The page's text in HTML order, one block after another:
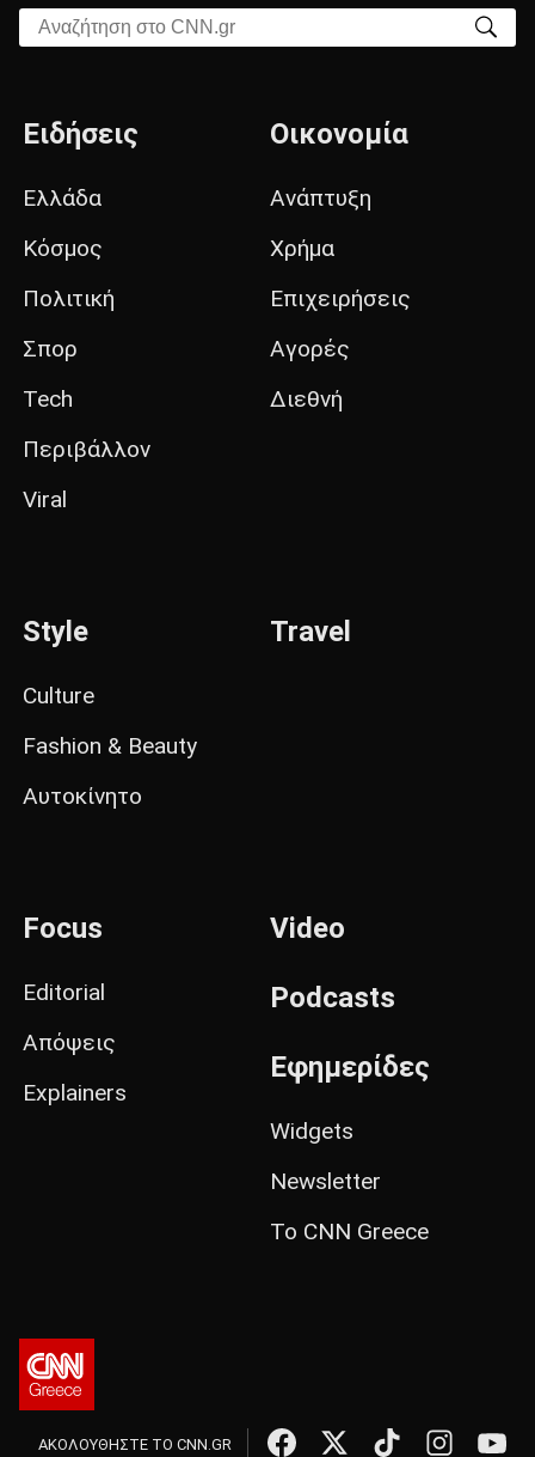
Αναζήτηση στο CNN.gr
Ειδήσεις
Ελλάδα
Κόσμος
Πολιτική
Σπορ
Tech
Περιβάλλον
Viral
Οικονομία
Ανάπτυξη
Χρήμα
Επιχειρήσεις
Αγορές
Διεθνή
Style
Culture
Fashion & Beauty
Αυτοκίνητο
Travel
Focus
Editorial
Απόψεις
Explainers
Video
Podcasts
Εφημερίδες
Widgets
Newsletter
Το CNN Greece
ΑΚΟΛΟΥΘΗΣΤΕ ΤΟ CNN.GR